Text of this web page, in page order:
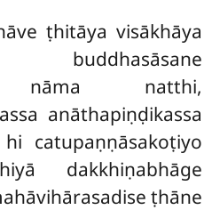
ṭhitāya visākhāya
nāma natthi,
anāthapiṇḍikassa
catupaṇṇāsakoṭiyo
dakkhiṇabhāge
ṭhāne